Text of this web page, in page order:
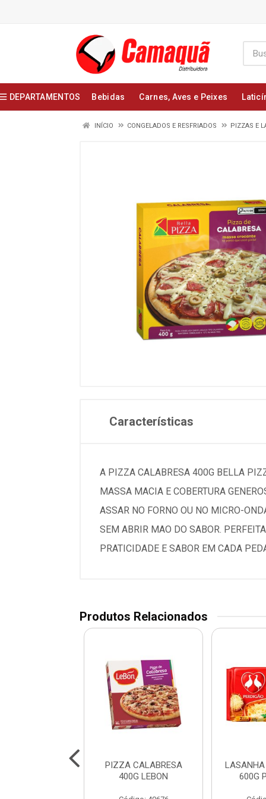
DEPARTAMENTOS Bebidas Carnes, Aves e Peixes
INÍCIO CONGELADOS E RESFRIADOS PIZZAS E
Características
A PIZZA CALABRESA 400G BELLA
MASSA MACIA E COBERTURA
ASSAR NO FORNO OU NO MICRO-
SEM ABRIR MAO DO SABOR.
PRATICIDADE E SABOR EM CADA
Produtos Relacionados
PIZZA CALABRESA
400G LEBON
600G